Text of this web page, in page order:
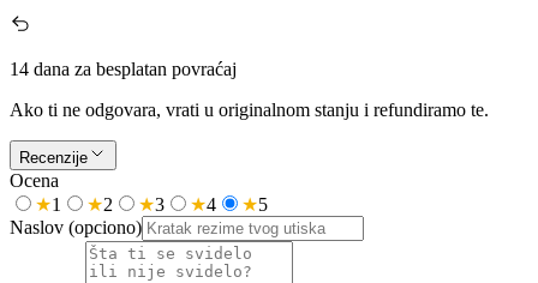
14 dana za besplatan povraćaj
Ako ti ne odgovara, vrati u originalnom stanju i refundiramo te.
Recenzije
Ocena
★1 ★2 ★3 ★4 ★5
Naslov (opciono)